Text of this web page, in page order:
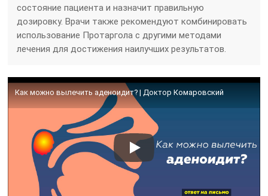
состояние пациента и назначит правильную
дозировку. Врачи также рекомендуют комбинировать
использование Протаргола с другими методами
лечения для достижения наилучших результатов.
Как можно вылечить аденоидит? | Доктор Комаровский